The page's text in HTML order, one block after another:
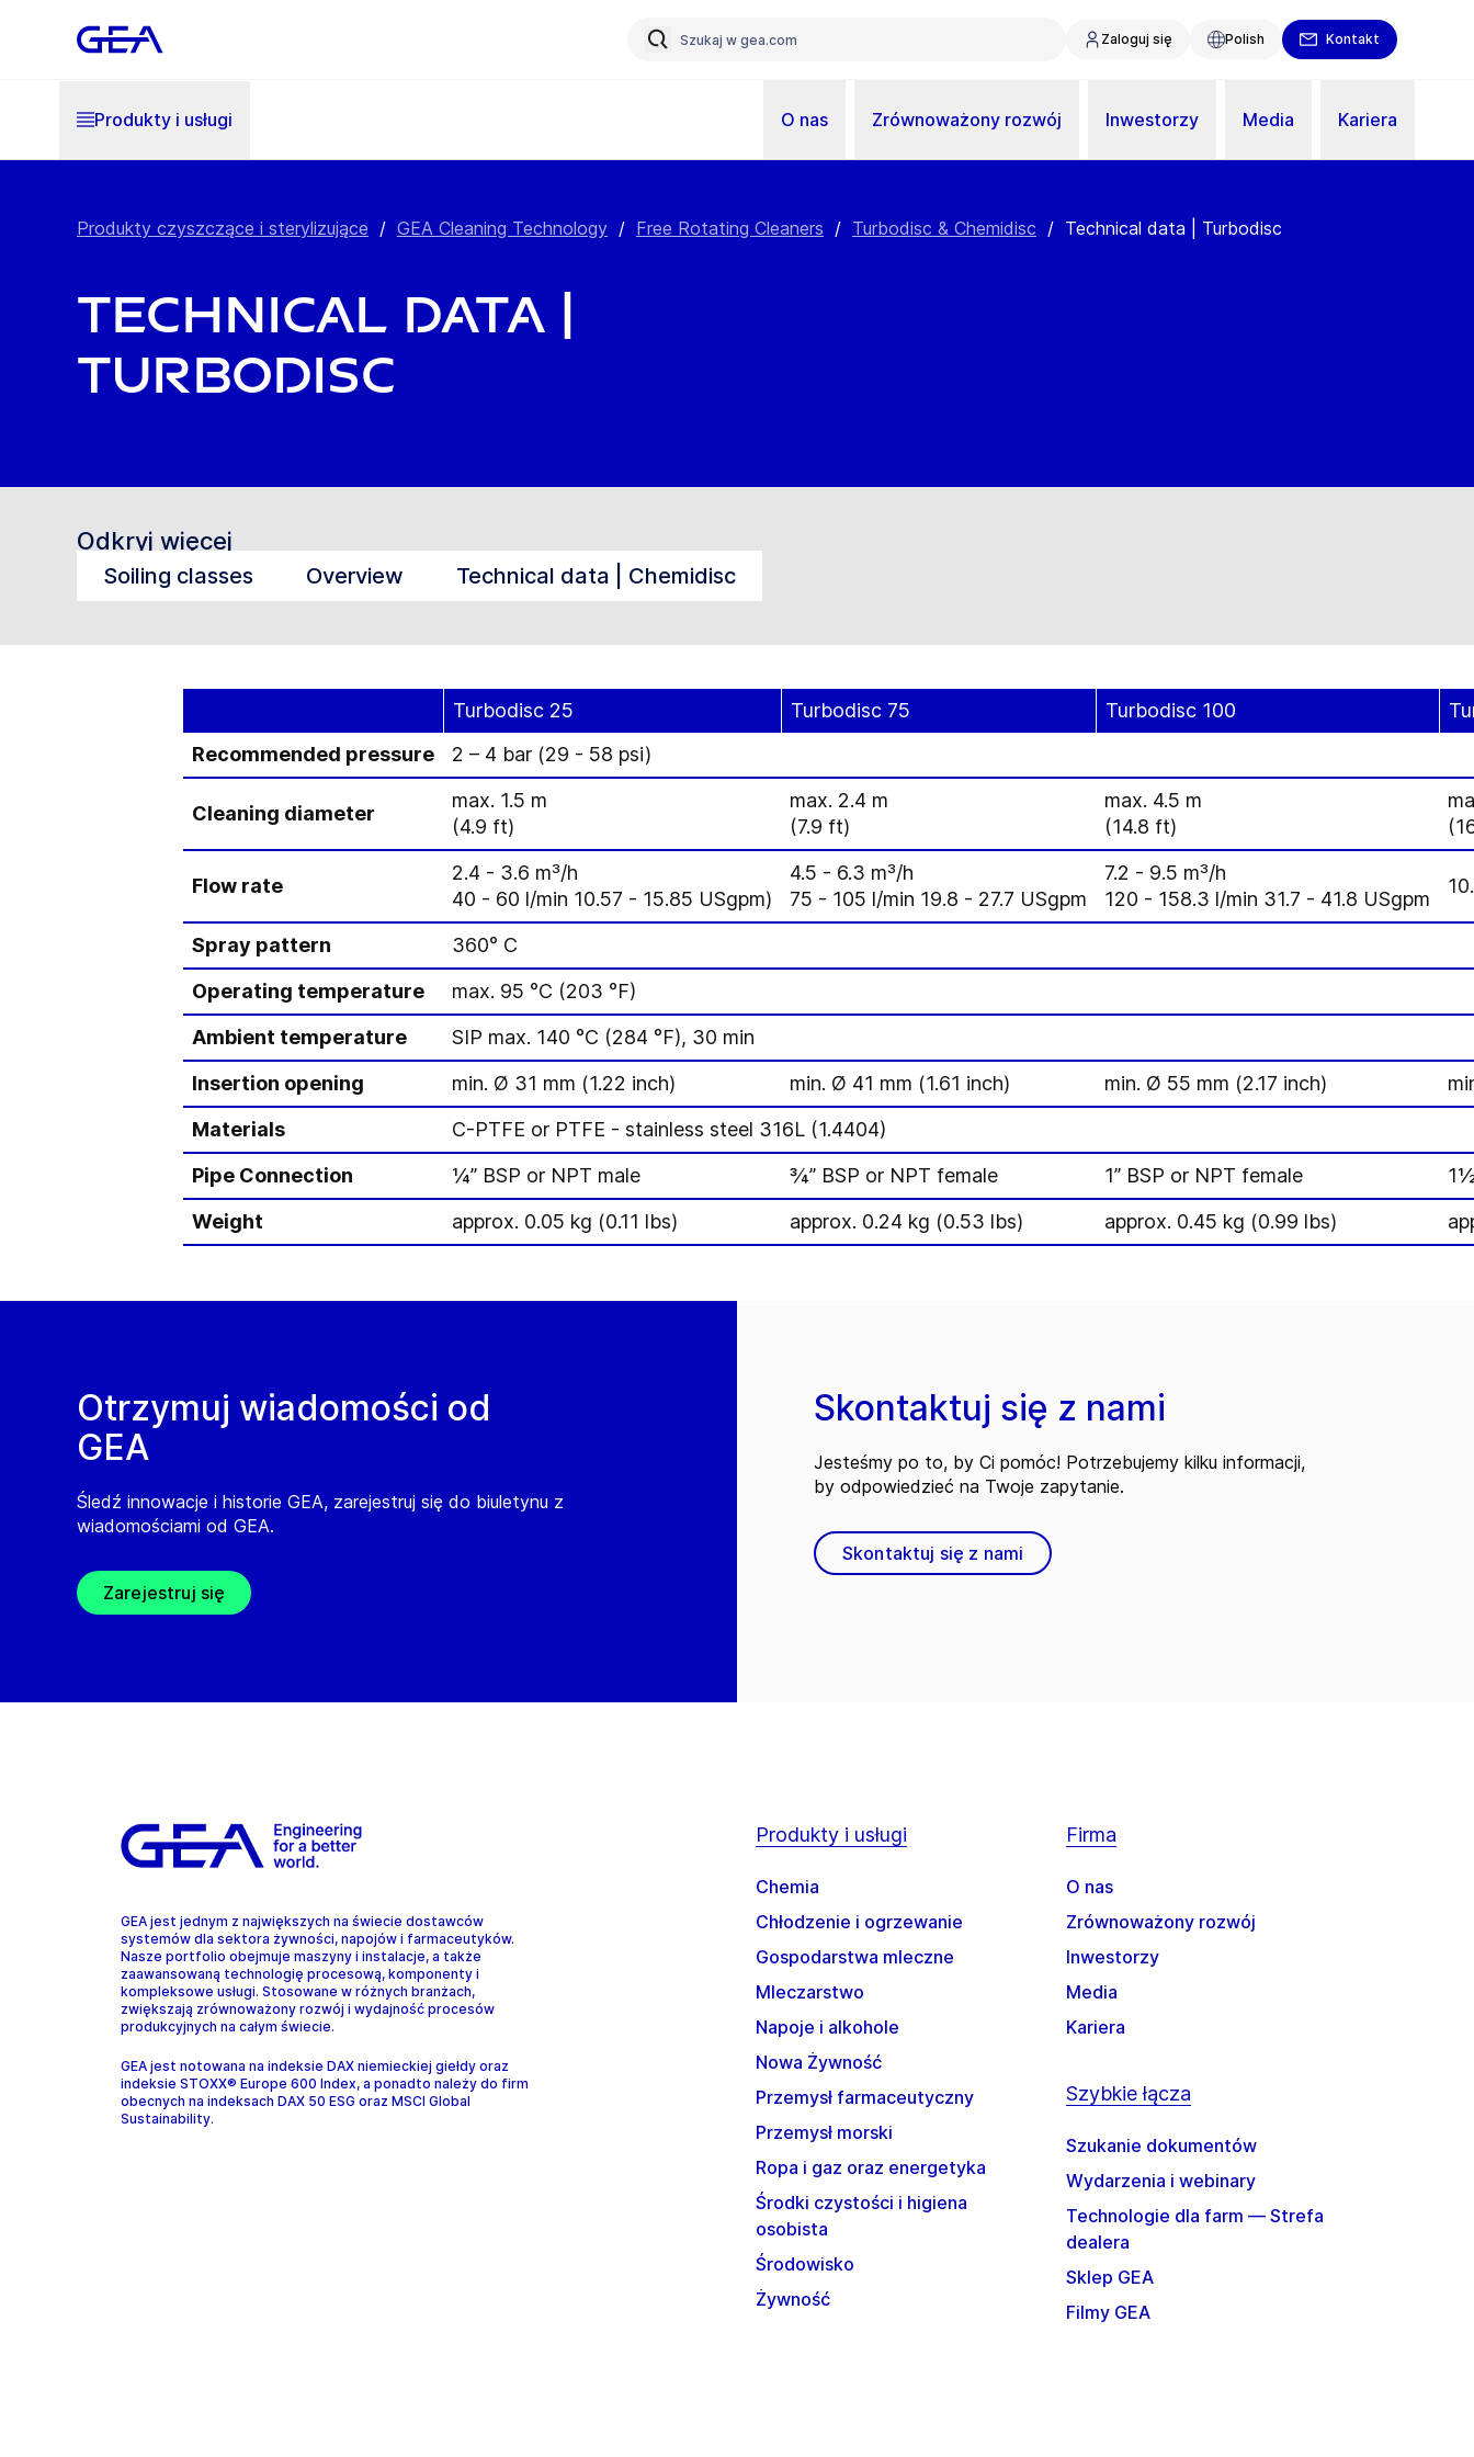
Zaloguj się Polish Kontakt
Produkty i usługi O nas Zrównoważony rozwój Inwestorzy Media Kariera
Produkty czyszczące i sterylizujące / GEA Cleaning Technology / Free Rotating Cleaners / Turbodisc & Chemidisc / Technical data | Turbodisc
Technical data |
Turbodisc
Odkryj więcej
Soiling classes Overview Technical data | Chemidisc
Turbodisc 25 Turbodisc 75 Turbodisc 100
Recommended pressure
2 – 4 bar (29 - 58 psi)
Cleaning diameter
max. 1.5 m
(4.9 ft)
max. 2.4 m
(7.9 ft)
max. 4.5 m
(14.8 ft)
Flow rate
2.4 - 3.6 m³/h
40 - 60 l/min 10.57 - 15.85 USgpm)
4.5 - 6.3 m³/h
75 - 105 l/min 19.8 - 27.7 USgpm
7.2 - 9.5 m³/h
120 - 158.3 l/min 31.7 - 41.8 USgpm
Spray pattern
360° C
Operating temperature
max. 95 °C (203 °F)
Ambient temperature
SIP max. 140 °C (284 °F), 30 min
Insertion opening
min. Ø 31 mm (1.22 inch) min. Ø 41 mm (1.61 inch) min. Ø 55 mm (2.17 inch)
Materials
C-PTFE or PTFE - stainless steel 316L (1.4404)
Pipe Connection
¼” BSP or NPT male ¾” BSP or NPT female 1” BSP or NPT female
Weight
approx. 0.05 kg (0.11 lbs) approx. 0.24 kg (0.53 lbs) approx. 0.45 kg (0.99 lbs)
Otrzymuj wiadomości od
GEA
Śledź innowacje i historie GEA, zarejestruj się do biuletynu z
wiadomościami od GEA.
Zarejestruj się
Skontaktuj się z nami
Jesteśmy po to, by Ci pomóc! Potrzebujemy kilku informacji,
by odpowiedzieć na Twoje zapytanie.
Skontaktuj się z nami
GEA jest jednym z największych na świecie dostawców
systemów dla sektora żywności, napojów i farmaceutyków.
Nasze portfolio obejmuje maszyny i instalacje, a także
zaawansowaną technologię procesową, komponenty i
kompleksowe usługi. Stosowane w różnych branżach,
zwiększają zrównoważony rozwój i wydajność procesów
produkcyjnych na całym świecie.
GEA jest notowana na indeksie DAX niemieckiej giełdy oraz
indeksie STOXX® Europe 600 Index, a ponadto należy do firm
obecnych na indeksach DAX 50 ESG oraz MSCI Global
Sustainability.
Produkty i usługi
Chemia
Chłodzenie i ogrzewanie
Gospodarstwa mleczne
Mleczarstwo
Napoje i alkohole
Nowa Żywność
Przemysł farmaceutyczny
Przemysł morski
Ropa i gaz oraz energetyka
Środki czystości i higiena
osobista
Środowisko
Żywność
Firma
O nas
Zrównoważony rozwój
Inwestorzy
Media
Kariera
Szybkie łącza
Szukanie dokumentów
Wydarzenia i webinary
Technologie dla farm — Strefa
dealera
Sklep GEA
Filmy GEA